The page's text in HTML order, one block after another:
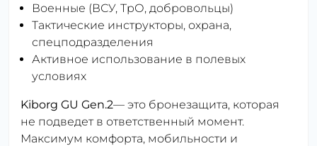
Военные (ВСУ, ТрО, добровольцы)
Тактические инструкторы, охрана,
спецподразделения
Активное использование в полевых
условиях
Kiborg GU Gen.2— это бронезащита, которая
не подведет в ответственный момент.
Максимум комфорта, мобильности и